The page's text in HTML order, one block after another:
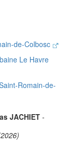
de-Colbosc
Le Havre
Romain-de-
JACHIET -